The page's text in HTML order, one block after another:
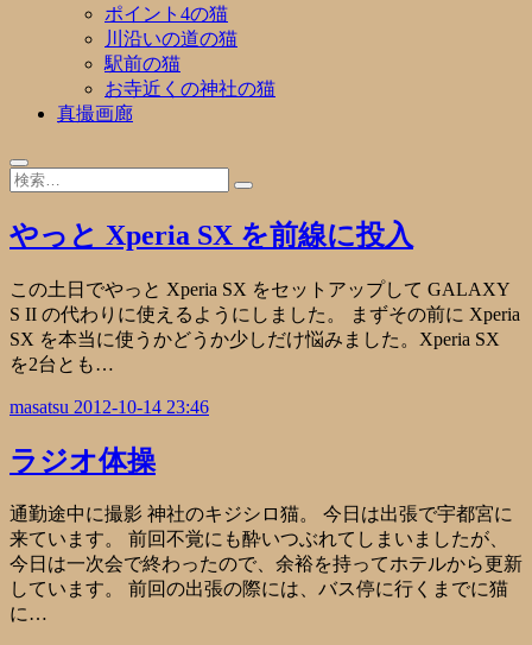
ポイント4の猫
川沿いの道の猫
駅前の猫
お寺近くの神社の猫
真撮画廊
やっと Xperia SX を前線に投入
この土日でやっと Xperia SX をセットアップして GALAXY
S II の代わりに使えるようにしました。 まずその前に Xperia
SX を本当に使うかどうか少しだけ悩みました。Xperia SX
を2台とも…
masatsu 2012-10-14 23:46
ラジオ体操
通勤途中に撮影 神社のキジシロ猫。 今日は出張で宇都宮に
来ています。 前回不覚にも酔いつぶれてしまいましたが、
今日は一次会で終わったので、余裕を持ってホテルから更新
しています。 前回の出張の際には、バス停に行くまでに猫
に…